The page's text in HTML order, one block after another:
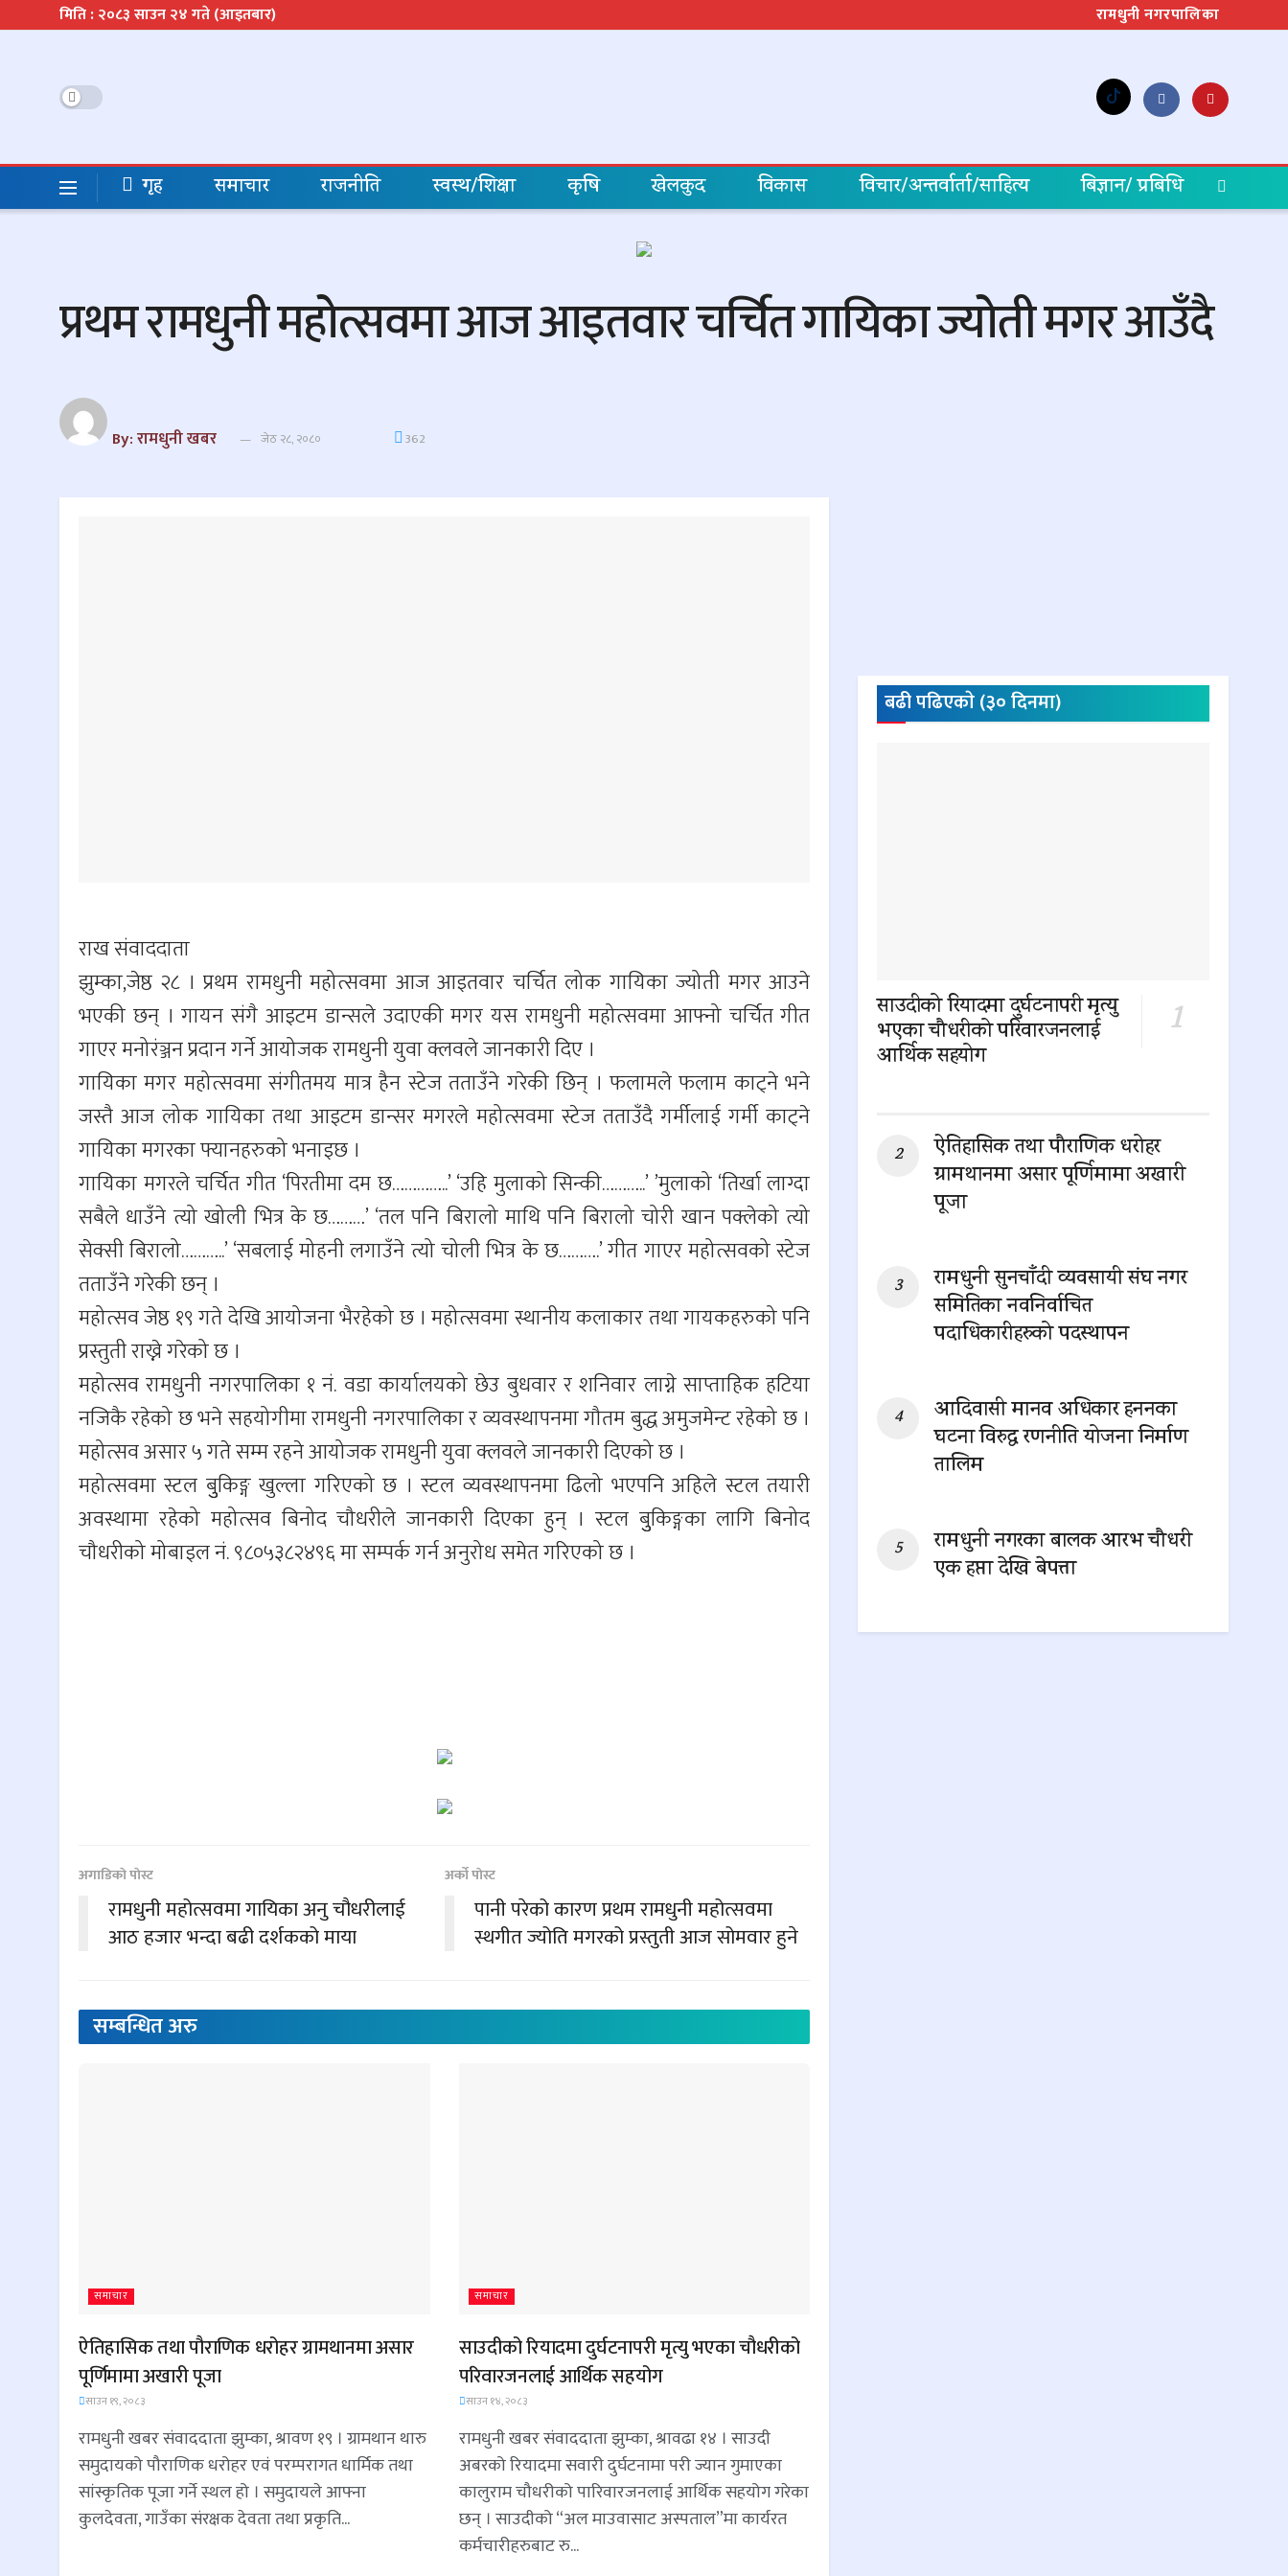
मिति : २०८३ साउन २४ गते (आइतबार) रामधुनी नगरपालिका
गृह समाचार राजनीति स्वस्थ/शिक्षा कृषि खेलकुद विकास विचार/अन्तर्वार्ता/साहित्य बिज्ञान/ प्रबिधि
प्रथम रामधुनी महोत्सवमा आज आइतवार चर्चित गायिका ज्योती मगर आउँदै
By: रामधुनी खबर जेठ २८, २०८० 362
राख संवाददाता
झुम्का,जेष्ठ २८ । प्रथम रामधुनी महोत्सवमा आज आइतवार चर्चित लोक गायिका ज्योती मगर आउने
भएकी छन् । गायन संगै आइटम डान्सले उदाएकी मगर यस रामधुनी महोत्सवमा आफ्नो चर्चित गीत
गाएर मनोरंञ्जन प्रदान गर्ने आयोजक रामधुनी युवा क्लवले जानकारी दिए ।
गायिका मगर महोत्सवमा संगीतमय मात्र हैन स्टेज तताउँने गरेकी छिन् । फलामले फलाम काट्ने भने
जस्तै आज लोक गायिका तथा आइटम डान्सर मगरले महोत्सवमा स्टेज तताउँदै गर्मीलाई गर्मी काट्ने
गायिका मगरका फ्यानहरुको भनाइछ ।
गायिका मगरले चर्चित गीत ‘पिरतीमा दम छ…………..’ ‘उहि मुलाको सिन्की………..’ ’मुलाको ‘तिर्खा लाग्दा
सबैले धाउँने त्यो खोली भित्र के छ………’ ‘तल पनि बिरालो माथि पनि बिरालो चोरी खान पक्लेको त्यो
सेक्सी बिरालो………..’ ‘सबलाई मोहनी लगाउँने त्यो चोली भित्र के छ……….’ गीत गाएर महोत्सवको स्टेज
तताउँने गरेकी छन् ।
महोत्सव जेष्ठ १९ गते देखि आयोजना भैरहेको छ । महोत्सवमा स्थानीय कलाकार तथा गायकहरुको पनि
प्रस्तुती राख्ने गरेको छ ।
महोत्सव रामधुनी नगरपालिका १ नं. वडा कार्यालयको छेउ बुधवार र शनिवार लाग्ने साप्ताहिक हटिया
नजिकै रहेको छ भने सहयोगीमा रामधुनी नगरपालिका र व्यवस्थापनमा गौतम बुद्ध अमुजमेन्ट रहेको छ ।
महोत्सव असार ५ गते सम्म रहने आयोजक रामधुनी युवा क्लवले जानकारी दिएको छ ।
महोत्सवमा स्टल बुुकिङ्ग खुल्ला गरिएको छ । स्टल व्यवस्थापनमा ढिलो भएपनि अहिले स्टल तयारी
अवस्थामा रहेको महोत्सव बिनोद चौधरीले जानकारी दिएका हुन् । स्टल बुुकिङ्गका लागि बिनोद
चौधरीको मोबाइल नं. ९८०५३८२४९६ मा सम्पर्क गर्न अनुरोध समेत गरिएको छ ।
अगाडिकाे पाेस्ट
रामधुनी महोत्सवमा गायिका अनु चौधरीलाई
आठ हजार भन्दा बढी दर्शकको माया
अर्काे पाेस्ट
पानी परेको कारण प्रथम रामधुनी महोत्सवमा
स्थगीत ज्योति मगरको प्रस्तुती आज सोमवार हुने
सम्बन्धितअरु
समाचार
ऐतिहासिक तथा पौराणिक धरोहर ग्रामथानमा असार
पूर्णिमामा अखारी पूजा
साउन १९, २०८३
रामधुनी खबर संवाददाता झुम्का, श्रावण १९ । ग्रामथान थारु
समुदायको पौराणिक धरोहर एवं परम्परागत धार्मिक तथा
सांस्कृतिक पूजा गर्ने स्थल हो । समुदायले आफ्ना
कुलदेवता, गाउँका संरक्षक देवता तथा प्रकृति...
समाचार
साउदीको रियादमा दुर्घटनापरी मृत्यु भएका चौधरीको
परिवारजनलाई आर्थिक सहयोग
साउन १४, २०८३
रामधुनी खबर संवाददाता झुम्का, श्रावढा १४ । साउदी
अबरको रियादमा सवारी दुर्घटनामा परी ज्यान गुमाएका
कालुराम चौधरीको पारिवारजनलाई आर्थिक सहयोग गरेका
छन् । साउदीको “अल माउवासाट अस्पताल”मा कार्यरत
कर्मचारीहरुबाट रु...
बढी पढिएकाे (३० दिनमा)
साउदीको रियादमा दुर्घटनापरी मृत्यु
भएका चौधरीको परिवारजनलाई
आर्थिक सहयोग
ऐतिहासिक तथा पौराणिक धरोहर
ग्रामथानमा असार पूर्णिमामा अखारी
पूजा
रामधुनी सुनचाँदी व्यवसायी संघ नगर
समितिका नवनिर्वाचित
पदाधिकारीहरुको पदस्थापन
आदिवासी मानव अधिकार हननका
घटना विरुद्ध रणनीति योजना निर्माण
तालिम
रामधुनी नगरका बालक आरभ चौधरी
एक हप्ता देखि बेपत्ता